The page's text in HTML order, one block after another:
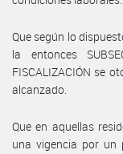
Que según lo
la entonces
FISCALIZACIÓN se
alcanzado.
Que en aquellas
una vigencia por un